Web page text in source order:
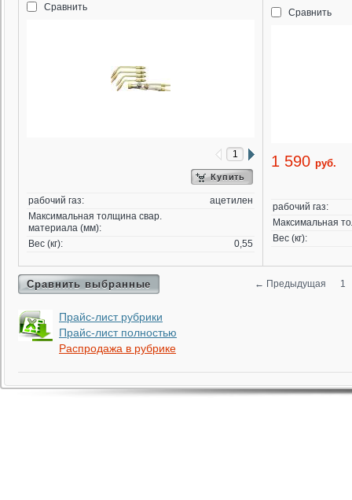
Сравнить
Купить
рабочий газ:
ацетилен
Максимальная толщина свар.
материала (мм):
Вес (кг):
0,55
Сравнить
1 590 руб.
рабочий газ:
Максимальная
Вес (кг):
Сравнить выбранные ← Предыдущая 1
Прайс-лист рубрики
Прайс-лист полностью
Распродажа в рубрике